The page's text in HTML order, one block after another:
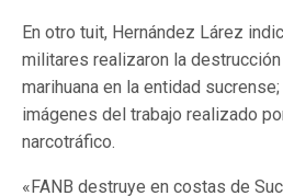
En otro tuit, Hernández Lárez
militares realizaron la
marihuana en la entidad
imágenes del trabajo realizado
narcotráfico.
«FANB destruye en costas de